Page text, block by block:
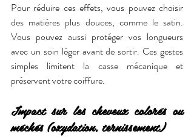
Pour réduire ces effets, vous pouvez choisir
des matières plus douces, comme le satin.
Vous pouvez aussi protéger vos longueurs
avec un soin léger avant de sortir. Ces gestes
simples limitent la casse mécanique et
préservent votre coiffure.
Impact sur les cheveux colorés ou
méchés (oxydation, ternissement)